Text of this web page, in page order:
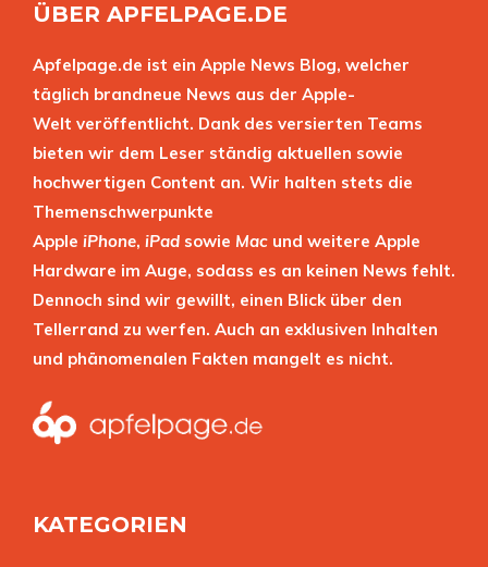
ÜBER APFELPAGE.DE
Apfelpage.de ist ein Apple News Blog, welcher
täglich brandneue News aus der Apple-
Welt veröffentlicht. Dank des versierten Teams
bieten wir dem Leser ständig aktuellen sowie
hochwertigen Content an. Wir halten stets die
Themenschwerpunkte
Apple iPhone, iPad sowie Mac und weitere Apple
Hardware im Auge, sodass es an keinen News fehlt.
Dennoch sind wir gewillt, einen Blick über den
Tellerrand zu werfen. Auch an exklusiven Inhalten
und phänomenalen Fakten mangelt es nicht.
KATEGORIEN